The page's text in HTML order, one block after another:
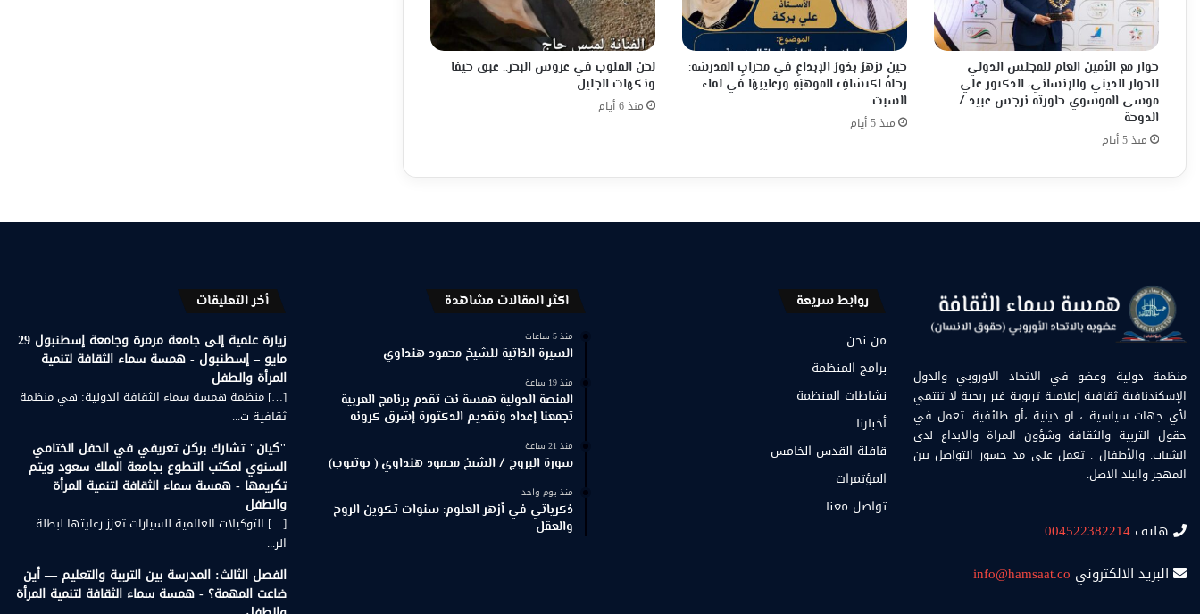
حوار مع الأمين العام للمجلس الدولي
للحوار الديني والإنساني، الدكتور علي
موسى الموسوي حاورته نرجس عبيد /
الدوحة
منذ 5 أيام
حين تزهرُ بذورُ الإبداعِ في محرابِ المدرسَة:
رحلةُ اكتشافِ الموهبَةِ ورعايتِهَا في لقاء
السبت
منذ 5 أيام
لحن القلوب في عروس البحر.. عبق حيفا
ونكهات الجليل
منذ 6 أيام
منظمة دولية وعضو في الاتحاد الاوروبي والدول
الإسكندنافية ثقافية إعلامية تربوية غير ربحية لا تنتمي
لأي جهات سياسية ، او دينية ،أو طائفية. تعمل في
حقول التربية والثقافة وشؤون المراة والابداع لدى
الشباب. والأطفال . تعمل على مد جسور التواصل بين
المهجر والبلد الاصل.
هاتف 004522382214
البريد الالكتروني info@hamsaat.co
روابط سريعة
من نحن
برامج المنظمة
نشاطات المنظمة
أخبارنا
قافلة القدس الخامس
المؤتمرات
تواصل معنا
اكثر المقالات مشاهدة
منذ 5 ساعات
السيرة الذاتية للشيخ محمود هنداوي
منذ 19 ساعة
المنصة الدولية همسة نت تقدم برنامج العربية
تجمعنا إعداد وتقديم الدكتورة إشرق كرونه
منذ 21 ساعة
سورة البروج / الشيخ محمود هنداوي ( يوتيوب)
منذ يوم واحد
ذكرياتي في أزهر العلوم: سنوات تكوين الروح
والعقل
أخر التعليقات
زيارة علمية إلى جامعة مرمرة وجامعة إسطنبول 29
مايو – إسطنبول - همسة سماء الثقافة لتنمية
المرأة والطفل
[…] منظمة همسة سماء الثقافة الدولية: هي منظمة
ثقافية ت...
"كيان" تشارك بركن تعريفي في الحفل الختامي
السنوي لمكتب التطوع بجامعة الملك سعود ويتم
تكريمها - همسة سماء الثقافة لتنمية المرأة
والطفل
[…] التوكيلات العالمية للسيارات تعزز رعايتها لبطلة
الر...
الفصل الثالث: المدرسة بين التربية والتعليم — أين
ضاعت المهمة؟ - همسة سماء الثقافة لتنمية المرأة